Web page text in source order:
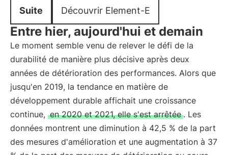
Suite Découvrir Element-E
Entre hier, aujourd'hui et demain
Le moment semble venu de relever le défi de la
durabilité de manière plus décisive après deux
années de détérioration des performances. Alors que
jusqu'en 2019, la tendance en matière de
développement durable affichait une croissance
continue, en 2020 et 2021, elle s'est arrêtée . Les
données montrent une diminution à 42,5 % de la part
des mesures d'amélioration et une augmentation à 37